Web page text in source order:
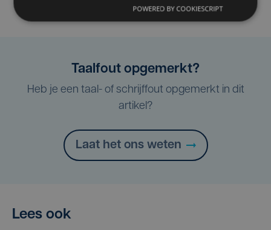
Taalfout opgemerkt?
Heb je een taal- of schrijffout opgemerkt in dit
artikel?
Laat het ons weten
Lees ook
POWERED BY COOKIESCRIPT